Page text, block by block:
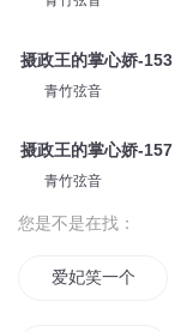
摄政王的掌心娇-153
青竹弦音
摄政王的掌心娇-157
青竹弦音
您是不是在找：
爱妃笑一个摄政